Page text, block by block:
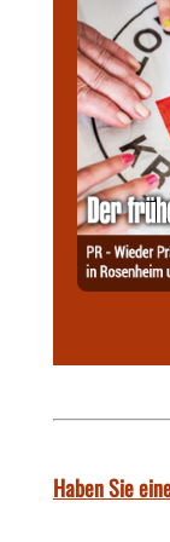
Haben Sie